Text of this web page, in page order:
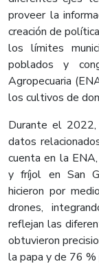
proveer la
creación de
los límites
poblados y
Agropecuaria
los cultivos de
Durante el 2022,
datos
cuenta en la
y fríjol en San
hicieron por
drones,
reflejan las
obtuvieron
la papa y de 76 %